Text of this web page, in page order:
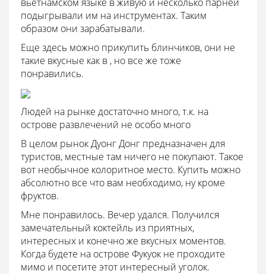
подыгрывали им на инструментах. Таким
образом они зарабатывали.
Еще здесь можно прикупить блинчиков, они не
такие вкусные как в , но все же тоже
понравились.
Людей на рынке достаточно много, т.к. на
острове развлечений не особо много
В целом рынок Дуонг Донг предназначен для
туристов, местные там ничего не покупают. Такое
вот необычное колоритное место. Купить можно
абсолютно все что вам необходимо, ну кроме
фруктов.
Мне понравилось. Вечер удался. Получился
замечательный коктейль из приятных,
интересных и конечно же вкусных моментов.
Когда будете на острове Фукуок не проходите
мимо и посетите этот интересный уголок.